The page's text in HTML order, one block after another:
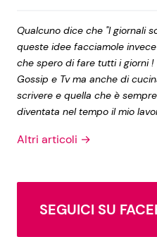
Qualcuno dice che "I giornali
queste idee facciamole
che spero di fare tutti i giorni
Gossip e Tv ma anche di
scrivere e quella che è
diventata nel tempo il mio
Altri articoli →
SEGUICI SU